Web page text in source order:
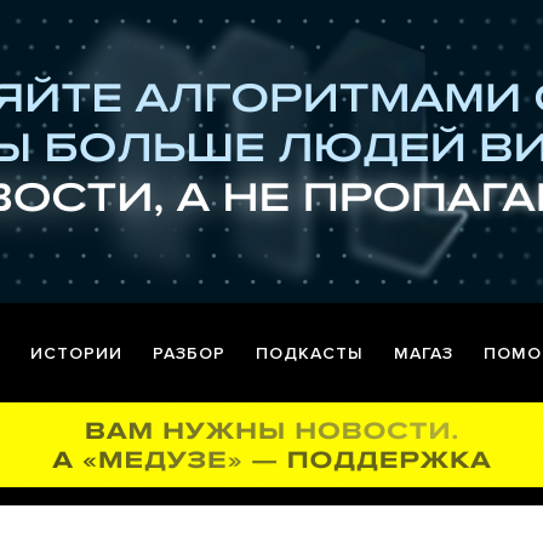
ИСТОРИИ РАЗБОР ПОДКАСТЫ МАГАЗ